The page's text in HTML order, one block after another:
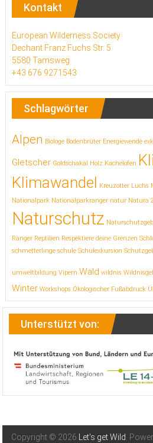
Kontakt
European Wilderness Society
Dechant Franz Fuchs Str. 5
5580 Tamsweg
+43 676 9271543
Schlagwörter
Alpen Biologe Bodenbrüter Energiewende
Gletscher Goldschakal Holz Kachelofen
Klimawandel Kreuzotter Luchs
Nationalpark Nationalparkranger natur Natura
Naturschutz
Ranger Reptilien Respektiere deine Grenzen
schmetterlinge schule Schulexkursion
umweltbildung Vipern Wald wildnis
Winter Workshops Ökologischer Fußabdruck
Unterstützt von:
Copyright © 2026 Let's get Wild.